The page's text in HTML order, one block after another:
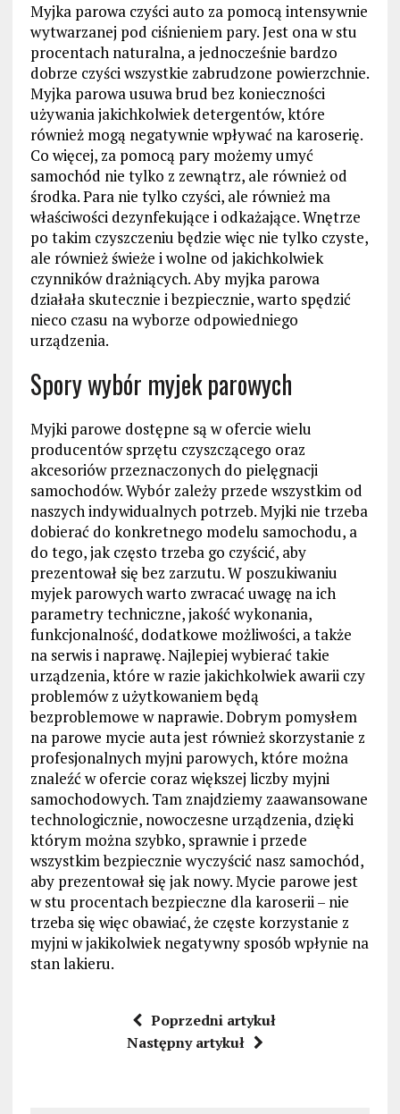
Myjka parowa czyści auto za pomocą intensywnie
wytwarzanej pod ciśnieniem pary. Jest ona w stu
procentach naturalna, a jednocześnie bardzo
dobrze czyści wszystkie zabrudzone powierzchnie.
Myjka parowa usuwa brud bez konieczności
używania jakichkolwiek detergentów, które
również mogą negatywnie wpływać na karoserię.
Co więcej, za pomocą pary możemy umyć
samochód nie tylko z zewnątrz, ale również od
środka. Para nie tylko czyści, ale również ma
właściwości dezynfekujące i odkażające. Wnętrze
po takim czyszczeniu będzie więc nie tylko czyste,
ale również świeże i wolne od jakichkolwiek
czynników drażniących. Aby myjka parowa
działała skutecznie i bezpiecznie, warto spędzić
nieco czasu na wyborze odpowiedniego
urządzenia.
Spory wybór myjek parowych
Myjki parowe dostępne są w ofercie wielu
producentów sprzętu czyszczącego oraz
akcesoriów przeznaczonych do pielęgnacji
samochodów. Wybór zależy przede wszystkim od
naszych indywidualnych potrzeb. Myjki nie trzeba
dobierać do konkretnego modelu samochodu, a
do tego, jak często trzeba go czyścić, aby
prezentował się bez zarzutu. W poszukiwaniu
myjek parowych warto zwracać uwagę na ich
parametry techniczne, jakość wykonania,
funkcjonalność, dodatkowe możliwości, a także
na serwis i naprawę. Najlepiej wybierać takie
urządzenia, które w razie jakichkolwiek awarii czy
problemów z użytkowaniem będą
bezproblemowe w naprawie. Dobrym pomysłem
na parowe mycie auta jest również skorzystanie z
profesjonalnych myjni parowych, które można
znaleźć w ofercie coraz większej liczby myjni
samochodowych. Tam znajdziemy zaawansowane
technologicznie, nowoczesne urządzenia, dzięki
którym można szybko, sprawnie i przede
wszystkim bezpiecznie wyczyścić nasz samochód,
aby prezentował się jak nowy. Mycie parowe jest
w stu procentach bezpieczne dla karoserii – nie
trzeba się więc obawiać, że częste korzystanie z
myjni w jakikolwiek negatywny sposób wpłynie na
stan lakieru.
Poprzedni artykuł
Następny artykuł